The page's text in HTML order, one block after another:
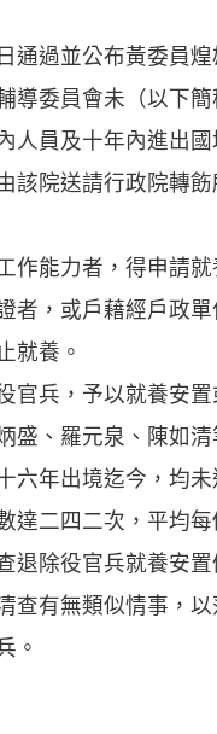
通過並公布黃委員
導委員會未（以下
員及十年內進出國
該院送請行政院轉
能力者，得申請就
，或戶藉經戶政單
就養。
兵，予以就養安置
盛、羅元泉、陳如
六年出境迄今，均
達二四二次，平均
退除役官兵就養安
查有無類似情事，
。